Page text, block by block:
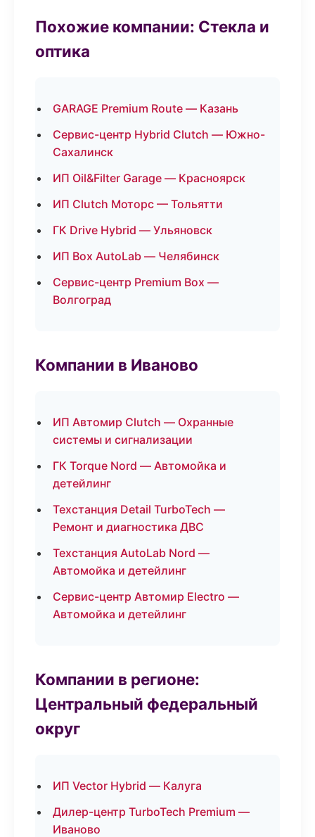
Похожие компании: Стекла и
оптика
GARAGE Premium Route — Казань
Сервис-центр Hybrid Clutch — Южно-
Сахалинск
ИП Oil&Filter Garage — Красноярск
ИП Clutch Моторс — Тольятти
ГК Drive Hybrid — Ульяновск
ИП Box AutoLab — Челябинск
Сервис-центр Premium Box —
Волгоград
Компании в Иваново
ИП Автомир Clutch — Охранные
системы и сигнализации
ГК Torque Nord — Автомойка и
детейлинг
Техстанция Detail TurboTech —
Ремонт и диагностика ДВС
Техстанция AutoLab Nord —
Автомойка и детейлинг
Сервис-центр Автомир Electro —
Автомойка и детейлинг
Компании в регионе:
Центральный федеральный
округ
ИП Vector Hybrid — Калуга
Дилер-центр TurboTech Premium —
Иваново